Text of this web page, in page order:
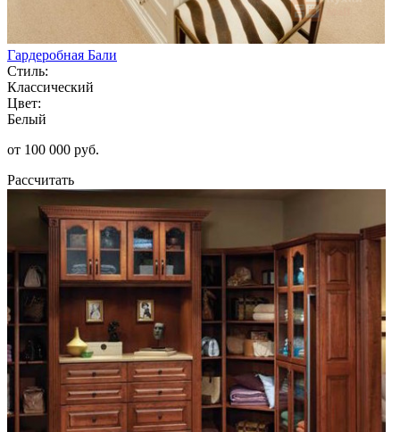
Гардеробная Бали
Стиль:
Классический
Цвет:
Белый
от 100 000 руб.
Рассчитать